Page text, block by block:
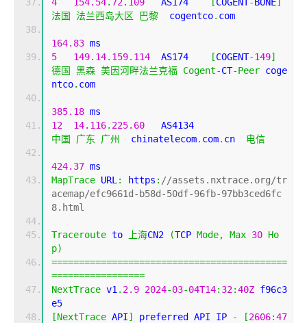
法国
法兰西岛大区 巴黎
  cogentco
. com
164.83 ms
5
149.14. 159.114
  AS174
[COGENT-149]
德国
黑森 美因河畔法兰克福 Cogent-CT-Peer coge
ntco. com
385.18 ms
12
14.116. 225.60
中国
广东 广州
  chinatelecom
. com. cn 电信
424.37 ms
MapTrace URL : https : //assets.nxtrace.org/tr
acemap/efc9661d-b58d-50df-96fb-97bb3ced6fc
8.html
Traceroute to 上海CN2 (TCP Mode, Max 30 Ho
p)
===========================================
=================
NextTrace v1 . 2.9 2024-03-04T14: 32:40Z f96c3
e5
[NextTrace API] preferred API IP - [2606:47